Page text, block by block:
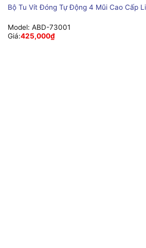
Bộ Tu Vít Đóng Tự Động 4 Mũi Cao Cấp
Model: ABD-73001
Giá:425,000₫